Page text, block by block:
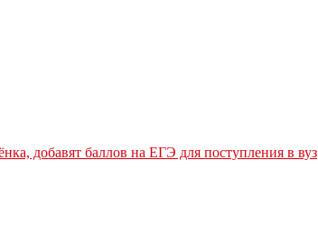
добавят баллов на ЕГЭ для поступления в вуз